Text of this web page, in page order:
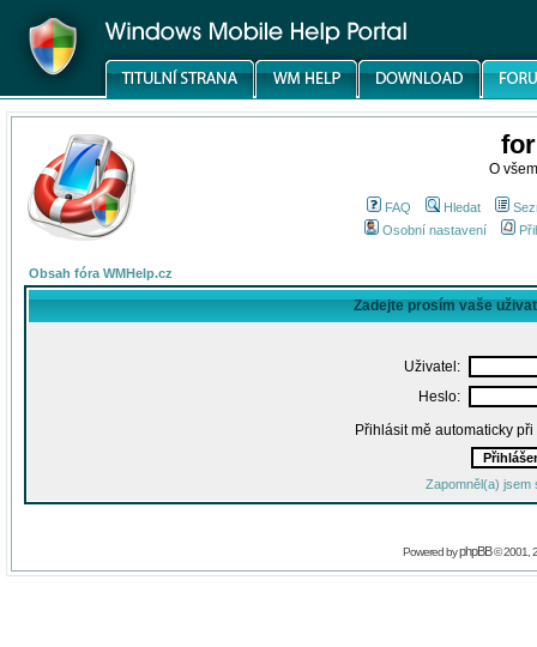
O
FAQ Hledat
Osobní nastavení
Obsah fóra WMHelp.cz
Zadejte prosím vaše
Uživatel:
Heslo:
Přihlásit mě automaticky
Zapomněl(a) jsem
Powered byphpBB© 2001,